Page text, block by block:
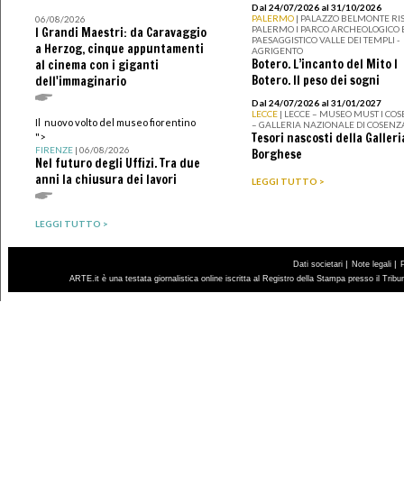
06/08/2026
I Grandi Maestri: da Caravaggio
a Herzog, cinque appuntamenti
al cinema con i giganti
dell'immaginario
Il nuovo volto del museo fiorentino
">
FIRENZE| 06/08/2026
Nel futuro degli Uffizi. Tra due
anni la chiusura dei lavori
LEGGI TUTTO >
Dal 24/07/2026 al 31/10/2026
PALERMO | PALAZZO BELMONTE
PALERMO I PARCO ARCHEOLOGICO
PAESAGGISTICO VALLE DEI TEMPLI -
AGRIGENTO
Botero. L’incanto del Mito I
Botero. Il peso dei sogni
Dal 24/07/2026 al 31/01/2027
LECCE | LECCE – MUSEO MUST I
– GALLERIA NAZIONALE DI
Tesori nascosti della
Borghese
LEGGI TUTTO >
Dati societari | Note legali |
ARTE.it è una testata giornalistica online iscritta al Registro della Stampa presso il